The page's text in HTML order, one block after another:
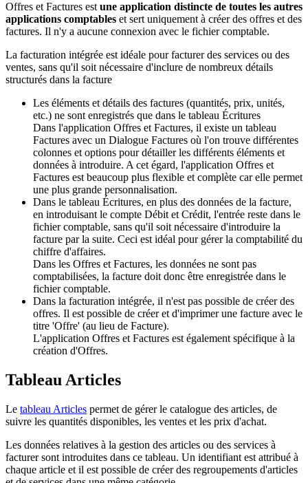
Offres et Factures estune application distincte de toutes les autres
applications comptables et sert uniquement à créer des offres et des
factures. Il n'y a aucune connexion avec le fichier comptable.
La facturation intégrée est idéale pour facturer des services ou des
ventes, sans qu'il soit nécessaire d'inclure de nombreux détails
structurés dans la facture
Les éléments et détails des factures (quantités, prix, unités,
etc.) ne sont enregistrés que dans le tableau Écritures
Dans l'application Offres et Factures, il existe un tableau
Factures avec un Dialogue Factures où l'on trouve différentes
colonnes et options pour détailler les différents éléments et
données à introduire. A cet égard, l'application Offres et
Factures est beaucoup plus flexible et complète car elle permet
une plus grande personnalisation.
Dans le tableau Écritures, en plus des données de la facture,
en introduisant le compte Débit et Crédit, l'entrée reste dans le
fichier comptable, sans qu'il soit nécessaire d'introduire la
facture par la suite. Ceci est idéal pour gérer la comptabilité du
chiffre d'affaires.
Dans les Offres et Factures, les données ne sont pas
comptabilisées, la facture doit donc être enregistrée dans le
fichier comptable.
Dans la facturation intégrée, il n'est pas possible de créer des
offres. Il est possible de créer et d'imprimer une facture avec le
titre 'Offre' (au lieu de Facture).
L'application Offres et Factures est également spécifique à la
création d'Offres.
Tableau Articles
Le tableau Articles permet de gérer le catalogue des articles, de
suivre les quantités disponibles, les ventes et les prix d'achat.
Les données relatives à la gestion des articles ou des services à
facturer sont introduites dans ce tableau. Un identifiant est attribué à
chaque article et il est possible de créer des regroupements d'articles